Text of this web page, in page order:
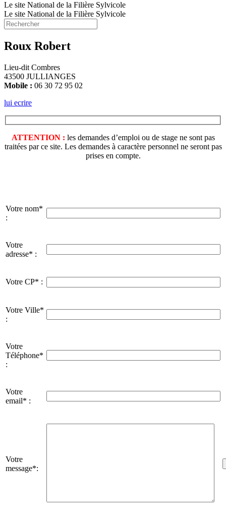
Le site National de la Filière Sylvicole
Le site National de la Filière Sylvicole
Roux Robert
Lieu-dit Combres
43500 JULLIANGES
Mobile : 06 30 72 95 02
lui ecrire
ATTENTION : les demandes d’emploi ou de stage ne sont pas
traitées par ce site. Les demandes à caractère personnel ne seront pas
prises en compte.
Votre nom*
:
Votre
adresse* :
Votre CP* :
Votre Ville*
:
Votre
Téléphone*
:
Votre
email* :
Votre
message*: